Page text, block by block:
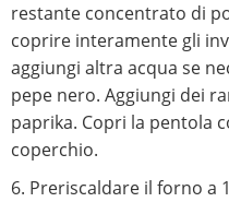
restante concentrato di
coprire interamente gli
aggiungi altra acqua se
pepe nero. Aggiungi dei
paprika. Copri la pentola
coperchio.
6. Preriscaldare il forno a